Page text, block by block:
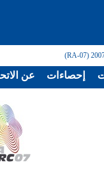
عن إحصاءات